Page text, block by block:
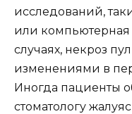
исследований,
или компьютерная
случаях, некроз
изменениями в
Иногда пациенты
стоматологу